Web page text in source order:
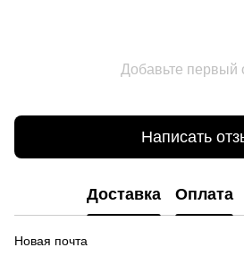
Добавьте первый
Написать
Доставка Оплата
Новая почта